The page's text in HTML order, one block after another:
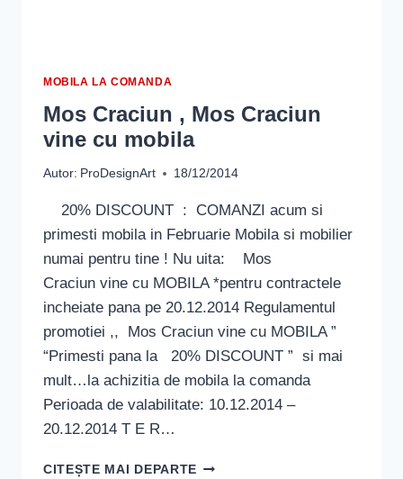
MOBILA LA COMANDA
Mos Craciun , Mos Craciun
vine cu mobila
Autor: ProDesignArt 18/12/2014
20% DISCOUNT : COMANZI acum si
primesti mobila in Februarie Mobila si mobilier
numai pentru tine ! Nu uita: Mos
Craciun vine cu MOBILA *pentru contractele
incheiate pana pe 20.12.2014 Regulamentul
promotiei ,, Mos Craciun vine cu MOBILA ”
“Primesti pana la 20% DISCOUNT ” si mai
mult…la achizitia de mobila la comanda
Perioada de valabilitate: 10.12.2014 –
20.12.2014 T E R…
CITEȘTE MAI DEPARTEMOS